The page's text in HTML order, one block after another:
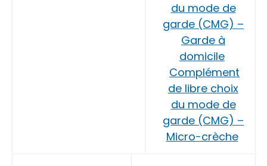
du mode de
garde (CMG) –
Garde à
domicile
Complément
de libre choix
du mode de
garde (CMG) –
Micro-crèche